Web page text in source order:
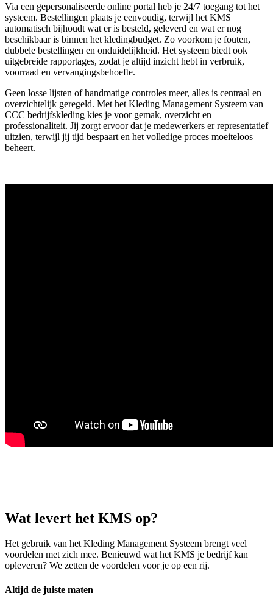
Via een gepersonaliseerde online portal heb je 24/7 toegang tot het
systeem. Bestellingen plaats je eenvoudig, terwijl het KMS
automatisch bijhoudt wat er is besteld, geleverd en wat er nog
beschikbaar is binnen het kledingbudget. Zo voorkom je fouten,
dubbele bestellingen en onduidelijkheid. Het systeem biedt ook
uitgebreide rapportages, zodat je altijd inzicht hebt in verbruik,
voorraad en vervangingsbehoefte.
Geen losse lijsten of handmatige controles meer, alles is centraal en
overzichtelijk geregeld. Met het Kleding Management Systeem van
CCC bedrijfskleding kies je voor gemak, overzicht en
professionaliteit. Jij zorgt ervoor dat je medewerkers er representatief
uitzien, terwijl jij tijd bespaart en het volledige proces moeiteloos
beheert.
Wat levert het KMS op?
Het gebruik van het Kleding Management Systeem brengt veel
voordelen met zich mee. Benieuwd wat het KMS je bedrijf kan
opleveren? We zetten de voordelen voor je op een rij.
Altijd de juiste maten